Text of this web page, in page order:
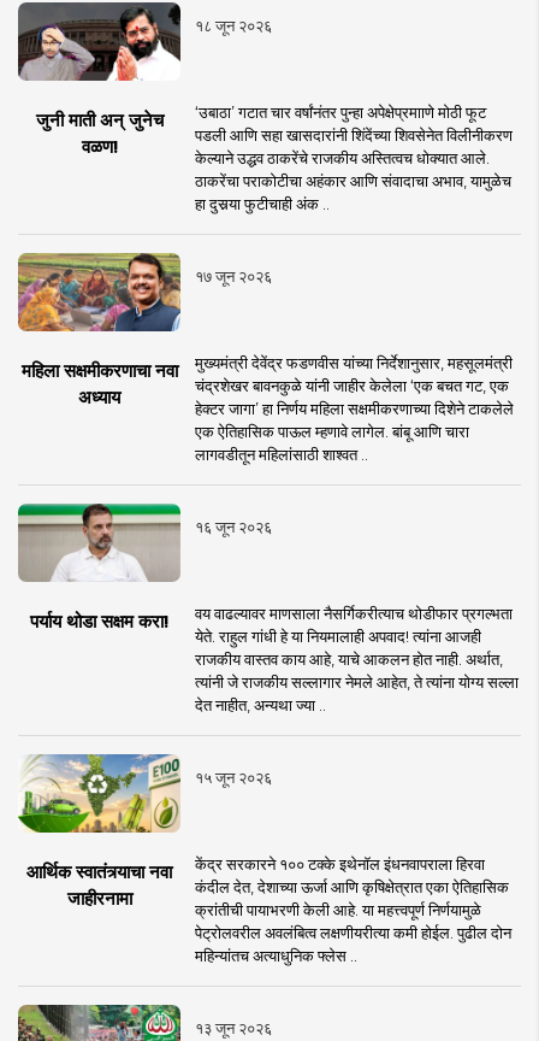
१८ जून २०२६
जुनी माती अन् जुनेच
वळण!
‘उबाठा’ गटात चार वर्षांनंतर पुन्हा अपेक्षेप्रमााणे मोठी फूट
पडली आणि सहा खासदारांनी शिंदेंच्या शिवसेनेत विलीनीकरण
केल्याने उद्धव ठाकरेंचे राजकीय अस्तित्वच धोक्यात आले.
ठाकरेंचा पराकोटीचा अहंकार आणि संवादाचा अभाव, यामुळेच
हा दुसर्‍या फुटीचाही अंक ..
१७ जून २०२६
महिला सक्षमीकरणाचा नवा
अध्याय
मुख्यमंत्री देवेंद्र फडणवीस यांच्या निर्देशानुसार, महसूलमंत्री
चंद्रशेखर बावनकुळे यांनी जाहीर केलेला ‘एक बचत गट, एक
हेक्टर जागा’ हा निर्णय महिला सक्षमीकरणाच्या दिशेने टाकलेले
एक ऐतिहासिक पाऊल म्हणावे लागेल. बांबू आणि चारा
लागवडीतून महिलांसाठी शाश्वत ..
१६ जून २०२६
पर्याय थोडा सक्षम करा!
वय वाढल्यावर माणसाला नैसर्गिकरीत्याच थोडीफार प्रगल्भता
येते. राहुल गांधी हे या नियमालाही अपवाद! त्यांना आजही
राजकीय वास्तव काय आहे, याचे आकलन होत नाही. अर्थात,
त्यांनी जे राजकीय सल्लागार नेमले आहेत, ते त्यांना योग्य सल्ला
देत नाहीत, अन्यथा ज्या ..
१५ जून २०२६
आर्थिक स्वातंत्र्याचा नवा
जाहीरनामा
केंद्र सरकारने १०० टक्के इथेनॉल इंधनवापराला हिरवा
कंदील देत, देशाच्या ऊर्जा आणि कृषिक्षेत्रात एका ऐतिहासिक
क्रांतीची पायाभरणी केली आहे. या महत्त्वपूर्ण निर्णयामुळे
पेट्रोलवरील अवलंबित्व लक्षणीयरीत्या कमी होईल. पुढील दोन
महिन्यांतच अत्याधुनिक फ्लेस ..
१३ जून २०२६